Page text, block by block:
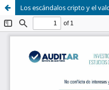
Los escándalos cripto y el